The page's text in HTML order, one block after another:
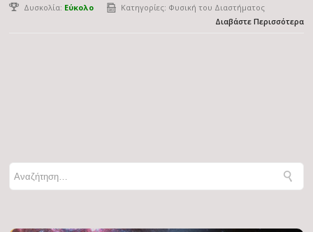
Δυσκολία: Εύκολο Κατηγορίες: Φυσική του Διαστήματος
Διαβάστε Περισσότερα